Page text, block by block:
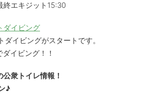
エキジット15:30
ダイビング
ダイビングがスタートです。
イビング！！
衆トイレ情報！
♪